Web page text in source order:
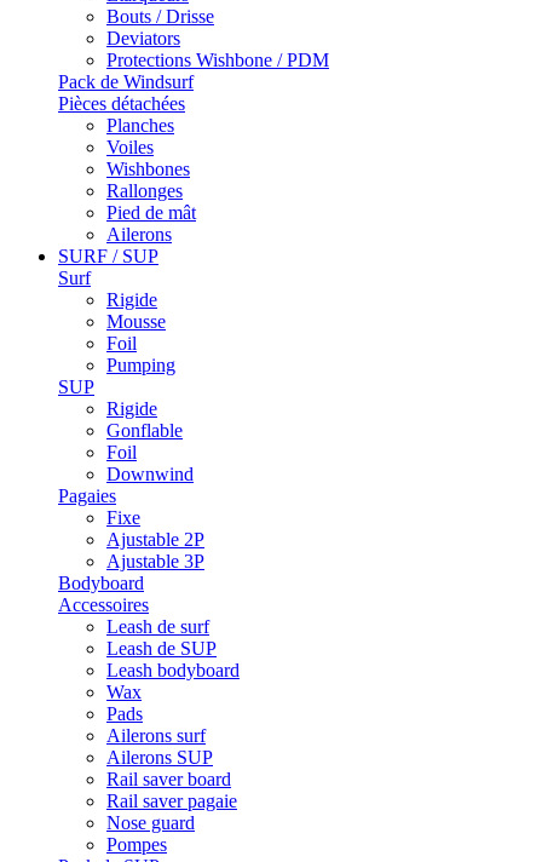
Bouts / Drisse
Deviators
Protections Wishbone / PDM
Pack de Windsurf
Pièces détachées
Planches
Voiles
Wishbones
Rallonges
Pied de mât
Ailerons
SURF / SUP
Surf
Rigide
Mousse
Foil
Pumping
SUP
Rigide
Gonflable
Foil
Downwind
Pagaies
Fixe
Ajustable 2P
Ajustable 3P
Bodyboard
Accessoires
Leash de surf
Leash de SUP
Leash bodyboard
Wax
Pads
Ailerons surf
Ailerons SUP
Rail saver board
Rail saver pagaie
Nose guard
Pompes